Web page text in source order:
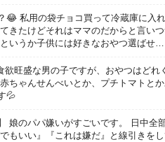
😂 私用の袋チョコ買って冷蔵庫に入
きたけどそれはママのだからと言い
いうか子供には好きなおやつ選ばせ…
旺盛な男の子ですが、おやつはどれ
ちゃんせんべいとか、プチトマトと
💦
娘のパパ嫌いがすごいです。 日中全
もいい』『これは嫌だ』と線引きを